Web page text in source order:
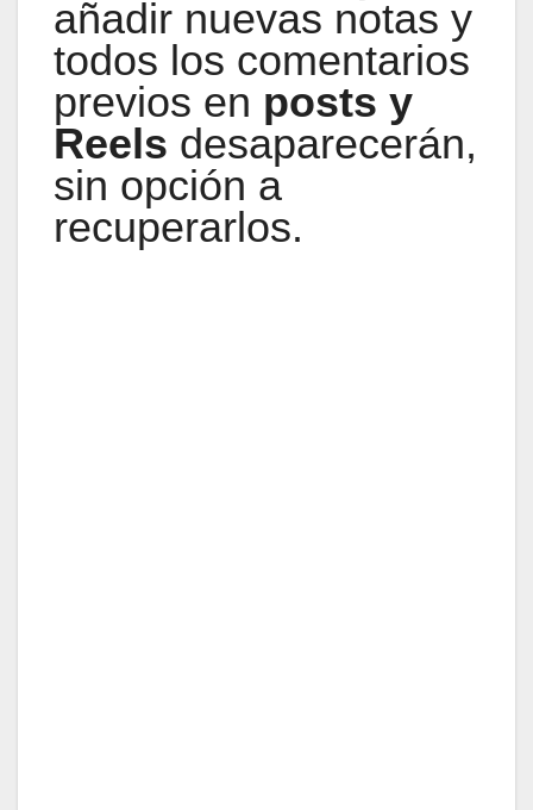
añadir nuevas notas y
todos los comentarios
previos en posts y
Reels desaparecerán,
sin opción a
recuperarlos.